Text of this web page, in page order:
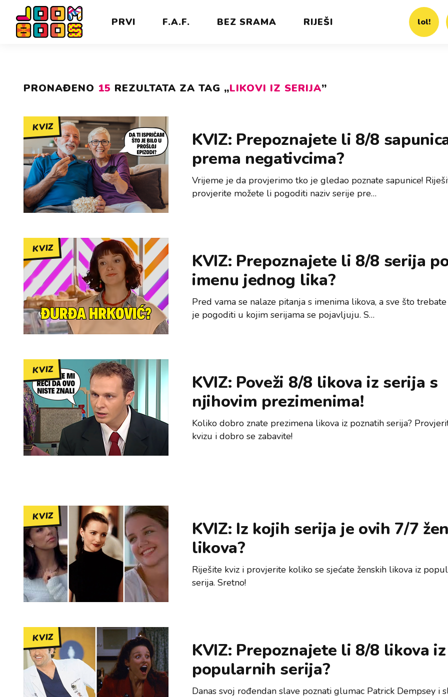
PRVI F.A.F. BEZ SRAMA RIJEŠI lol!
PRONAĐENO 15 REZULTATA ZA TAG „LIKOVI IZ SERIJA”
KVIZ
KVIZ: Prepoznajete li 8/8
prema negativcima?
Vrijeme je da provjerimo tko je gledao poznate sapunice!
provjerite možete li pogoditi naziv serije pre…
KVIZ
KVIZ: Prepoznajete li 8/8 serija
imenu jednog lika?
Pred vama se nalaze pitanja s imenima likova, a sve što
je pogoditi u kojim serijama se pojavljuju. S…
KVIZ
KVIZ: Poveži 8/8 likova iz serija s
njihovim prezimenima!
Koliko dobro znate prezimena likova iz poznatih serija?
kvizu i dobro se zabavite!
KVIZ
KVIZ: Iz kojih serija je ovih 7/7
likova?
Riješite kviz i provjerite koliko se sjećate ženskih likova iz
serija. Sretno!
KVIZ
KVIZ: Prepoznajete li 8/8 likova iz
popularnih serija?
Danas svoj rođendan slave poznati glumac Patrick Dempsey i